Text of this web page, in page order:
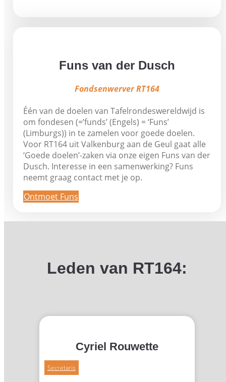
Funs van der Dusch
Fondsenwerver RT164
Één van de doelen van Tafelrondeswereldwijd is
om fondesen (=’funds’ (Engels) = ‘Funs’
(Limburgs)) in te zamelen voor goede doelen.
Voor RT164 uit Valkenburg aan de Geul gaat alle
‘Goede doelen’-zaken via onze eigen Funs van der
Dusch. Interesse in een samenwerking? Funs
neemt graag contact met je op.
Ontmoet Funs
Leden van RT164:
Cyriel Rouwette
Secretaris